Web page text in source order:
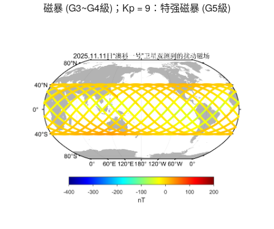
磁暴 (G3~G4級)；Kp = 9：特强磁暴 (G5級)